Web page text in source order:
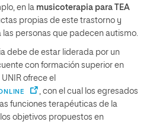
en la musicoterapia para TEA
propias de este trastorno y
personas que padecen autismo.
debe de estar liderada por un
con formación superior en
ofrece el
, con el cual los egresados
funciones terapéuticas de la
objetivos propuestos en